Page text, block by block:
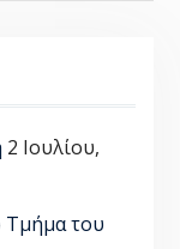
2 Ιουλίου,
Τμήμα του